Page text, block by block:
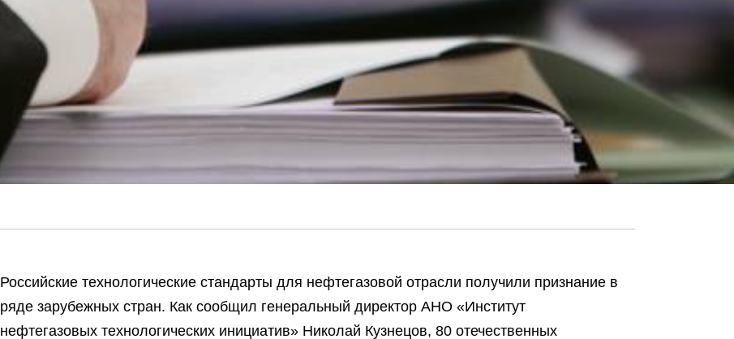
Российские технологические стандарты для нефтегазовой отрасли получили признание в
ряде зарубежных стран. Как сообщил генеральный директор АНО «Институт
нефтегазовых технологических инициатив» Николай Кузнецов, 80 отечественных